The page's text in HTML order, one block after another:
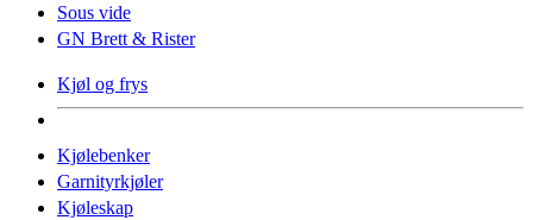
Sous vide
GN Brett & Rister
Kjøl og frys
Kjølebenker
Garnityrkjøler
Kjøleskap